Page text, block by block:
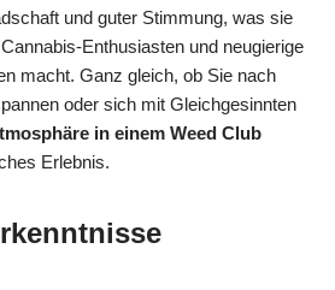
und guter Stimmung, was sie
Enthusiasten und neugierige
macht. Ganz gleich, ob Sie nach
oder sich mit Gleichgesinnten
in einem Weed Club
Erlebnis.